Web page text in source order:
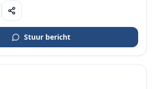
Stuur bericht